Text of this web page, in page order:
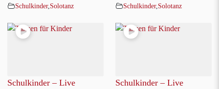
Schulkinder, Solotanz
Schulkinder, Solotanz
Schulkinder – Live
Schulkinder – Live